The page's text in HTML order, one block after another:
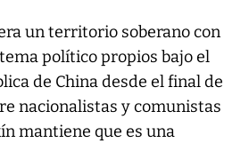
un territorio soberano con
político propios bajo el
de China desde el final de
nacionalistas y comunistas
mantiene que es una